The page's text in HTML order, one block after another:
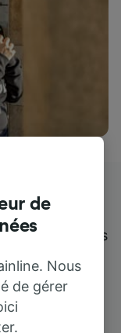
ceux qui nous
de
Nous
de gérer